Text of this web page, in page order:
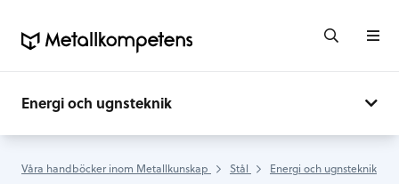
Energi och ugnsteknik
Våra handböcker inom Metallkunskap Stål
Energi och ugnsteknik